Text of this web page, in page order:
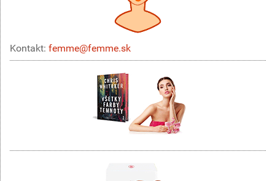
Kontakt: femme@femme.sk